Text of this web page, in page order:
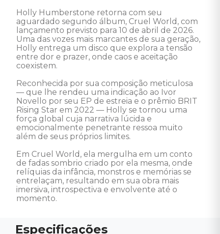
Holly Humberstone retorna com seu
aguardado segundo álbum, Cruel World, com
lançamento previsto para 10 de abril de 2026.
Uma das vozes mais marcantes de sua geração,
Holly entrega um disco que explora a tensão
entre dor e prazer, onde caos e aceitação
coexistem.
Reconhecida por sua composição meticulosa
— que lhe rendeu uma indicação ao Ivor
Novello por seu EP de estreia e o prêmio BRIT
Rising Star em 2022 — Holly se tornou uma
força global cuja narrativa lúcida e
emocionalmente penetrante ressoa muito
além de seus próprios limites.
Em Cruel World, ela mergulha em um conto
de fadas sombrio criado por ela mesma, onde
relíquias da infância, monstros e memórias se
entrelaçam, resultando em sua obra mais
imersiva, introspectiva e envolvente até o
momento.